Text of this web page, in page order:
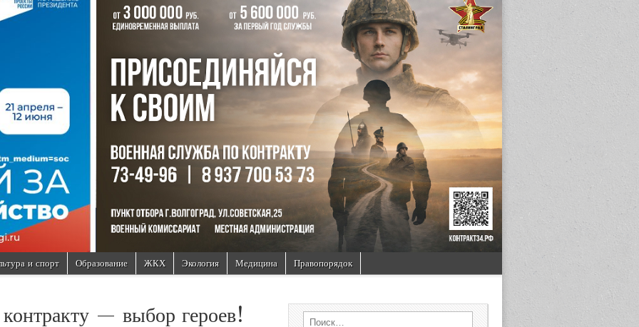
и спорт Образование ЖКХ Экология Медицина Правопорядок
— выбор героев! Search for: